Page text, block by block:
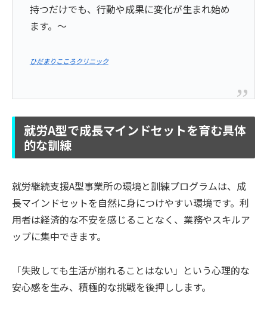
持つだけでも、行動や成果に変化が生まれ始め
ます。～
ひだまりこころクリニック
就労A型で成長マインドセットを育む具体
的な訓練
就労継続支援A型事業所の環境と訓練プログラムは、成
長マインドセットを自然に身につけやすい環境です。利
用者は経済的な不安を感じることなく、業務やスキルア
ップに集中できます。
「失敗しても生活が崩れることはない」という心理的な
安心感を生み、積極的な挑戦を後押しします。